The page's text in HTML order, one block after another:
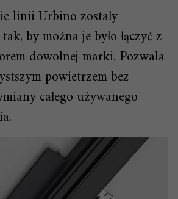
linii Urbino zostały
by można je było łączyć z
dowolnej marki. Pozwala
powietrzem bez
całego używanego